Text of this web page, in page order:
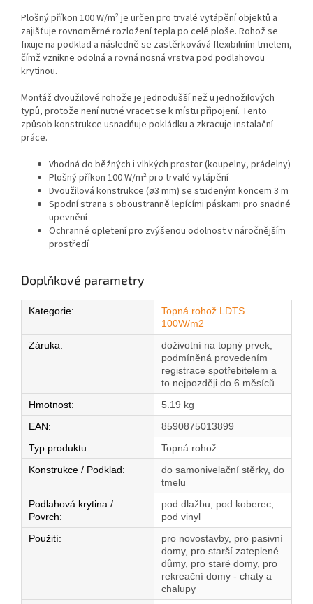
Plošný příkon 100 W/m² je určen pro trvalé vytápění objektů a
zajišťuje rovnoměrné rozložení tepla po celé ploše. Rohož se
fixuje na podklad a následně se zastěrkovává flexibilním tmelem,
čímž vznikne odolná a rovná nosná vrstva pod podlahovou
krytinou.
Montáž dvoužilové rohože je jednodušší než u jednožilových
typů, protože není nutné vracet se k místu připojení. Tento
způsob konstrukce usnadňuje pokládku a zkracuje instalační
práce.
Vhodná do běžných i vlhkých prostor (koupelny, prádelny)
Plošný příkon 100 W/m² pro trvalé vytápění
Dvoužilová konstrukce (ø3 mm) se studeným koncem 3 m
Spodní strana s oboustranně lepícími páskami pro snadné
upevnění
Ochranné opletení pro zvýšenou odolnost v náročnějším
prostředí
Doplňkové parametry
Kategorie:
Topná rohož LDTS
100W/m2
Záruka:
doživotní na topný prvek,
podmíněná provedením
registrace spotřebitelem a
to nejpozději do 6 měsíců
Hmotnost:
5.19 kg
EAN:
8590875013899
Typ produktu:
Topná rohož
Konstrukce / Podklad:
do samonivelační stěrky, do
tmelu
Podlahová krytina /
Povrch:
pod dlažbu, pod koberec,
pod vinyl
Použití:
pro novostavby, pro pasivní
domy, pro starší zateplené
důmy, pro staré domy, pro
rekreační domy - chaty a
chalupy